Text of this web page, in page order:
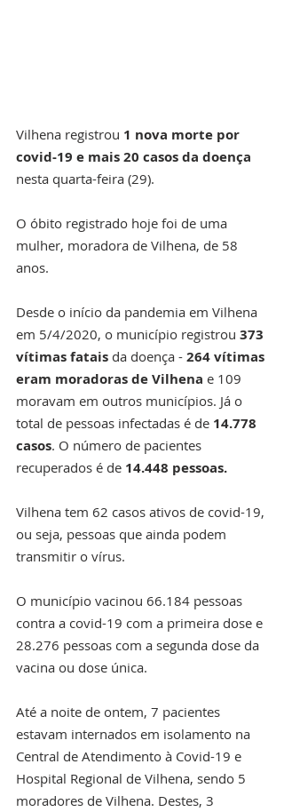
Vilhena registrou 1 nova morte por
covid-19 e mais 20 casos da doença
nesta quarta-feira (29).
O óbito registrado hoje foi de uma
mulher, moradora de Vilhena, de 58
anos.
Desde o início da pandemia em Vilhena
em 5/4/2020, o município registrou 373
vítimas fatais da doença - 264 vítimas
eram moradoras de Vilhena e 109
moravam em outros municípios. Já o
total de pessoas infectadas é de 14.778
casos. O número de pacientes
recuperados é de 14.448 pessoas.
Vilhena tem 62 casos ativos de covid-19,
ou seja, pessoas que ainda podem
transmitir o vírus.
O município vacinou 66.184 pessoas
contra a covid-19 com a primeira dose e
28.276 pessoas com a segunda dose da
vacina ou dose única.
Até a noite de ontem, 7 pacientes
estavam internados em isolamento na
Central de Atendimento à Covid-19 e
Hospital Regional de Vilhena, sendo 5
moradores de Vilhena. Destes, 3